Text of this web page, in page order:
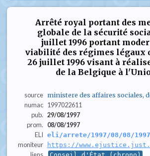
Arrêté royal portant des
globale de la sécurité
juillet 1996 portant
viabilité des régimes légaux
26 juillet 1996 visant à
de la Belgique à
source ministere des affaires sociales,
numac 1997022611
pub. 29/08/1997
prom.
08/08/1997
ELI eli/arrete/1997/08/08/
moniteur https://